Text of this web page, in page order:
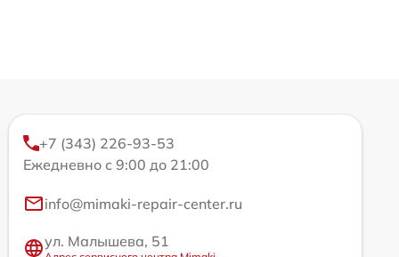
+7 (343) 226-93-53
Ежедневно с 9:00 до 21:00
info@mimaki-repair-center.ru
ул. Малышева, 51